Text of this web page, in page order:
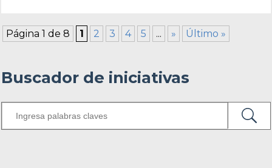
Página 1 de 8 1 2 3 4 5 ... » Último »
Buscador de iniciativas